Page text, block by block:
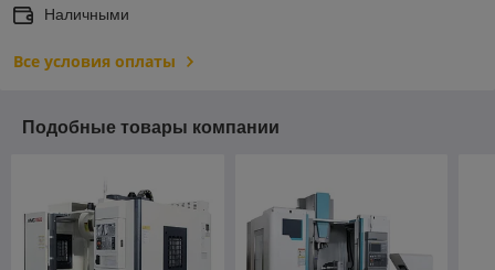
Наличными
Все условия оплаты
Подобные товары компании